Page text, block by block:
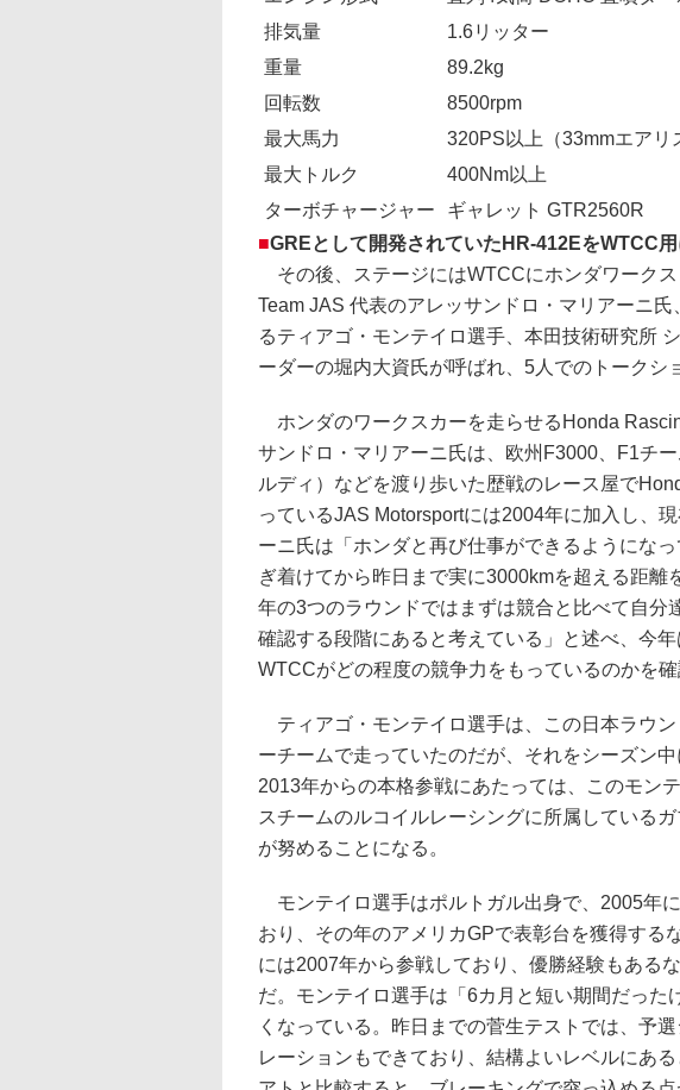
排気量
1.6リッター
重量
89.2kg
回転数
8500rpm
最大馬力
320PS以上（33mmエアリ
最大トルク
400Nm以上
ターボチャージャー
ギャレット GTR2560R
■GREとして開発されていたHR-412EをWTCC
その後、ステージにはWTCCにホンダワーク
Team JAS 代表のアレッサンドロ・マリアーニ
るティアゴ・モンテイロ選手、本田技術研究所
ーダーの堀内大資氏が呼ばれ、5人でのトークシ
ホンダのワークスカーを走らせるHonda
サンドロ・マリアーニ氏は、欧州F3000、F1チ
ルディ）などを渡り歩いた歴戦のレース屋で
っているJAS Motorsportには2004年に加入し、
ーニ氏は「ホンダと再び仕事ができるようにな
ぎ着けてから昨日まで実に3000kmを超える距離
年の3つのラウンドではまずは競合と比べて自分
確認する段階にあると考えている」と述べ、今
WTCCがどの程度の競争力をもっているのかを確
ティアゴ・モンテイロ選手は、この日本ラウ
ーチームで走っていたのだが、それをシーズン
2013年からの本格参戦にあたっては、このモン
スチームのルコイルレーシングに所属している
が努めることになる。
モンテイロ選手はポルトガル出身で、2005年
おり、その年のアメリカGPで表彰台を獲得する
には2007年から参戦しており、優勝経験もある
だ。モンテイロ選手は「6カ月と短い期間だった
くなっている。昨日までの菅生テストでは、予
レーションもできており、結構よいレベルにあ